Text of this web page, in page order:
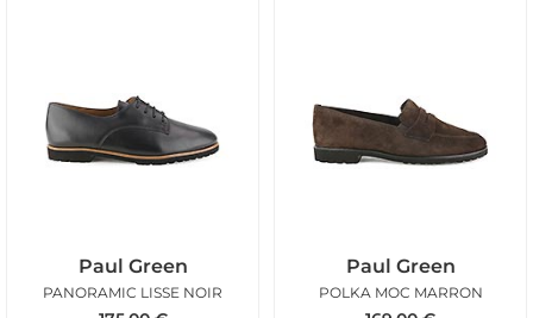
Paul Green
PANORAMIC LISSE NOIR
Paul Green
POLKA MOC MARRON